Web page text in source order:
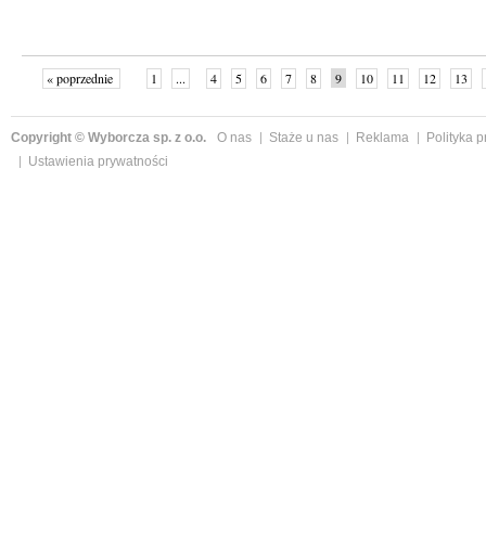
« poprzednie 1 ... 4 5 6 7 8 9 10 11 12 13
Copyright © Wyborcza sp. z o.o. O nas Staże u nas Reklama
Polityka
Ustawienia prywatności